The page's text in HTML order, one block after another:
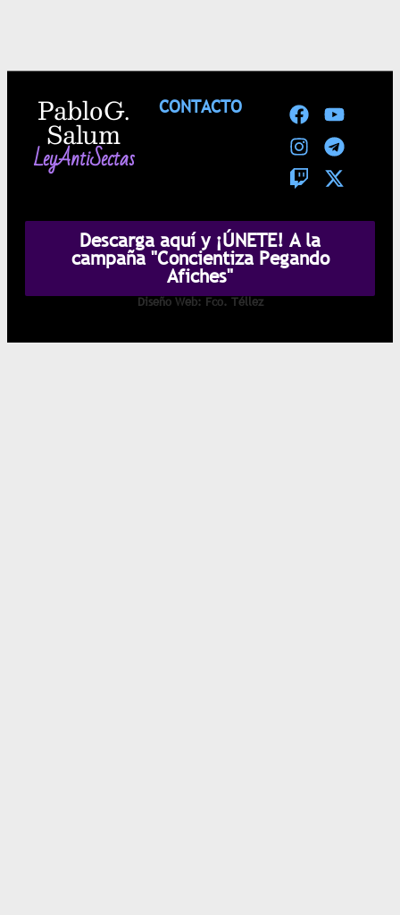
CONTACTO
Pablo G.
Salum
LeyAntiSectas
Descarga aquí y ¡ÚNETE! A la
campaña "Concientiza Pegando
Afiches"
Diseño Web: Fco. Téllez